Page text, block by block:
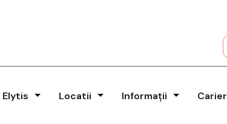
Elytis Locatii Informații